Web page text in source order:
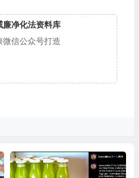
廉净化法资料库
微信公众号打造